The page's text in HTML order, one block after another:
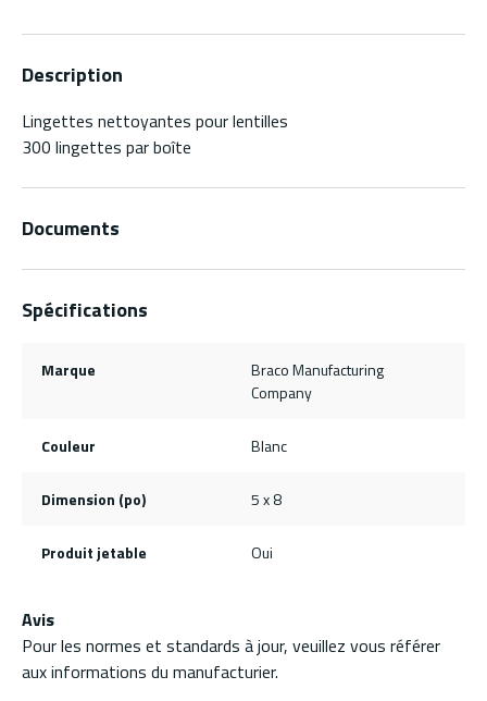
Description
Lingettes nettoyantes pour lentilles
300 lingettes par boîte
Documents
Spécifications
Marque
Braco Manufacturing
Company
Couleur Blanc
Dimension (po) 5 x 8
Produit jetable Oui
Avis
Pour les normes et standards à jour, veuillez vous référer
aux informations du manufacturier.